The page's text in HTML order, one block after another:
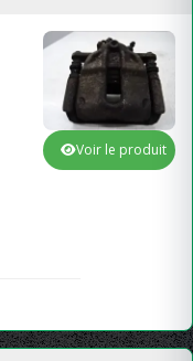
Voir le produit